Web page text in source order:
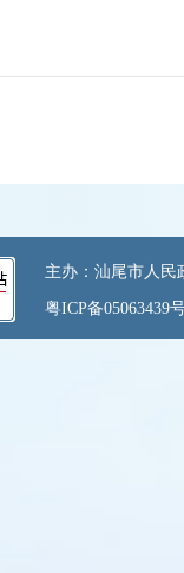
主办：汕尾市人民
粤ICP备05063439